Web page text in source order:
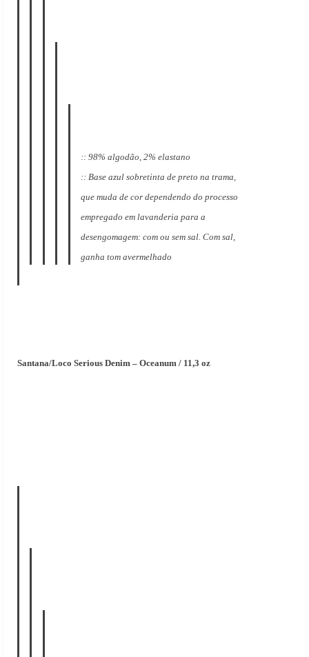
:: 98% algodão, 2% elastano
:: Base azul sobretinta de preto na trama,
que muda de cor dependendo do processo
empregado em lavanderia para a
desengomagem: com ou sem sal. Com sal,
ganha tom avermelhado
Santana/Loco Serious Denim – Oceanum / 11,3 oz